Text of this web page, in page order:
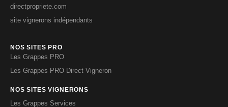
directpropriete.com
site vignerons indépendants
NOS SITES PRO
Les Grappes PRO
Les Grappes PRO Direct Vigneron
NOS SITES VIGNERONS
Les Grappes Services